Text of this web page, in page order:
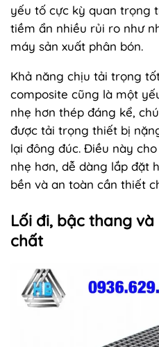
yếu tố cực kỳ quan trọng
tiềm ẩn nhiều rủi ro như
máy sản xuất phân bón.
Khả năng chịu tải trọng
composite cũng là một
nhẹ hơn thép đáng kể,
được tải trọng thiết bị
lại đông đúc. Điều này
nhẹ hơn, dễ dàng lắp đặt
bền và an toàn cần thiết
Lối đi, bậc thang
chất